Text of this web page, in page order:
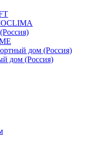
дом (Россия)
дом (Россия)